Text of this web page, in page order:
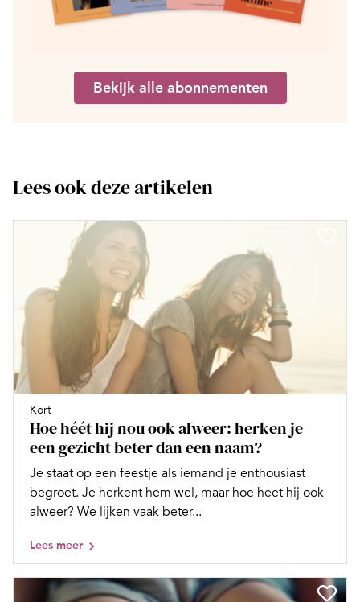
Bekijk alle abonnementen
Lees ook deze artikelen
Kort
Hoe héét hij nou ook alweer: herken je
een gezicht beter dan een naam?
Je staat op een feestje als iemand je enthousiast
begroet. Je herkent hem wel, maar hoe heet hij ook
alweer? We lijken vaak beter...
Lees meer